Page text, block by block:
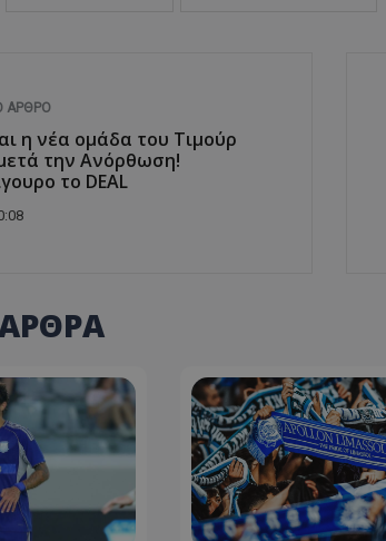
ΆΡΘΡΟ
η νέα ομάδα του Τιμούρ
την Ανόρθωση!
το DEAL